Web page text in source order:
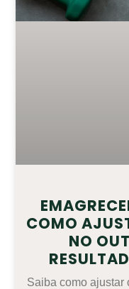
COMO
NO
Saiba como ajustar